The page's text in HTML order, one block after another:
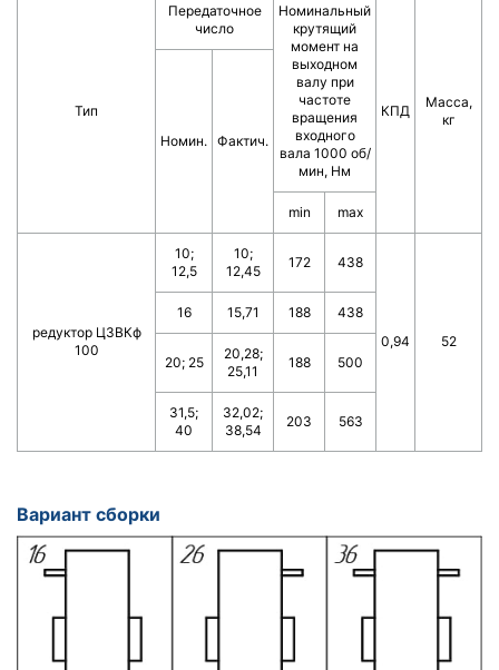
Тип
Передаточное
число
Номинальный
крутящий
момент на
выходном
валу при
частоте
вращения
входного
вала 1000 об/
мин, Нм
КПД
Масса,
кг
Номин.
Фактич.
min mаx
редуктор Ц3ВКф
100
10;
12,5
10;
12,45
172 438
0,94 52
16 15,71 188 438
20; 25
20,28;
25,11
188 500
31,5;
40
32,02;
38,54
203 563
Вариант сборки